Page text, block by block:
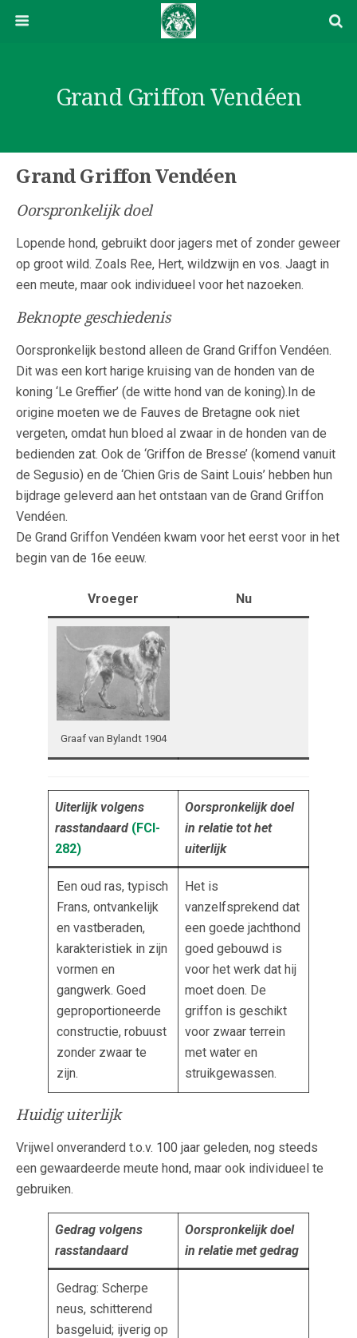
Grand Griffon Vendéen
Grand Griffon Vendéen
Oorspronkelijk doel
Lopende hond, gebruikt door jagers met of zonder geweer
op groot wild. Zoals Ree, Hert, wildzwijn en vos. Jaagt in
een meute, maar ook individueel voor het nazoeken.
Beknopte geschiedenis
Oorspronkelijk bestond alleen de Grand Griffon Vendéen.
Dit was een kort harige kruising van de honden van de
koning ‘Le Greffier’ (de witte hond van de koning).In de
origine moeten we de Fauves de Bretagne ook niet
vergeten, omdat hun bloed al zwaar in de honden van de
bedienden zat. Ook de ‘Griffon de Bresse’ (komend vanuit
de Segusio) en de ‘Chien Gris de Saint Louis’ hebben hun
bijdrage geleverd aan het ontstaan van de Grand Griffon
Vendéen.
De Grand Griffon Vendéen kwam voor het eerst voor in het
begin van de 16e eeuw.
Vroeger Nu
Graaf van Bylandt 1904
Uiterlijk volgens
rasstandaard (FCI-
282)
Oorspronkelijk doel
in relatie tot het
uiterlijk
Een oud ras, typisch
Frans, ontvankelijk
en vastberaden,
karakteristiek in zijn
vormen en
gangwerk. Goed
geproportioneerde
constructie, robuust
zonder zwaar te
zijn.
Het is
vanzelfsprekend dat
een goede jachthond
goed gebouwd is
voor het werk dat hij
moet doen. De
griffon is geschikt
voor zwaar terrein
met water en
struikgewassen.
Huidig uiterlijk
Vrijwel onveranderd t.o.v. 100 jaar geleden, nog steeds
een gewaardeerde meute hond, maar ook individueel te
gebruiken.
Gedrag volgens
rasstandaard
Oorspronkelijk doel
in relatie met gedrag
Gedrag: Scherpe
neus, schitterend
basgeluid; ijverig op